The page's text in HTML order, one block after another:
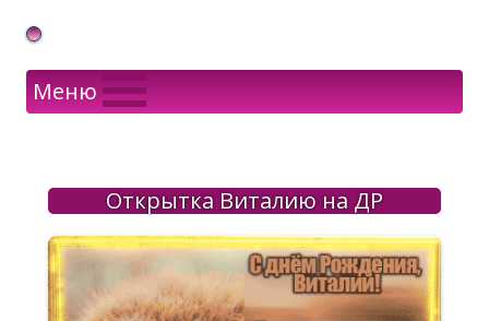
Gif Открытки в подарок
Меню
Открытка Виталию на ДР